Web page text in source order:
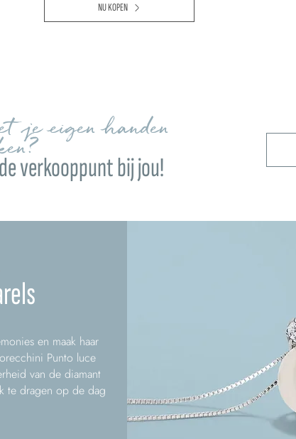
NU KOPEN
je eigen handen
verkooppunt bij jou!
en maak haar
Punto luce
van de diamant
te dragen op de dag